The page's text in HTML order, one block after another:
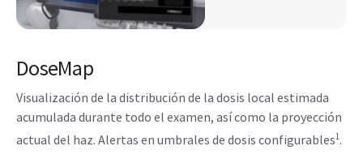
DoseMap
Visualización de la distribución de la dosis local estimada
acumulada durante todo el examen, así como la proyección
actual del haz. Alertas en umbrales de dosis configurables1.